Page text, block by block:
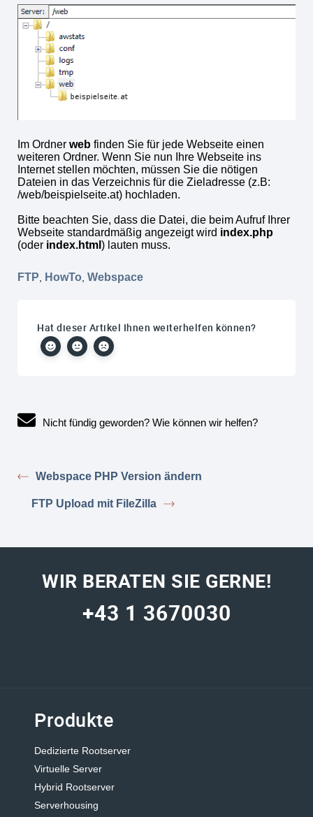
Im Ordner web finden Sie für jede Webseite einen
weiteren Ordner. Wenn Sie nun Ihre Webseite ins
Internet stellen möchten, müssen Sie die nötigen
Dateien in das Verzeichnis für die Zieladresse (z.B:
/web/beispielseite.at) hochladen.
Bitte beachten Sie, dass die Datei, die beim Aufruf Ihrer
Webseite standardmäßig angezeigt wird index.php
(oder index.html ) lauten muss.
FTP HowTo Webspace
Hat dieser Artikel Ihnen weiterhelfen können?
Nicht fündig geworden? Wie können wir helfen?
Webspace PHP Version ändern
FTP Upload mit FileZilla
WIR BERATEN SIE GERNE!
+43 1 3670030
Produkte
Dedizierte Rootserver
Virtuelle Server
Hybrid Rootserver
Serverhousing